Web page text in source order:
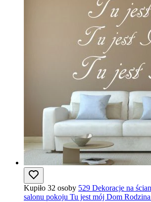
Kupiło 32 osoby 529 Dekoracje na
salonu pokoju Tu jest mój Dom Rodzina